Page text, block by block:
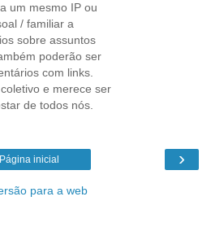
um mesmo IP ou
/ familiar a
sobre assuntos
poderão ser
com links.
e merece ser
de todos nós.
›
Página inicial
para a web